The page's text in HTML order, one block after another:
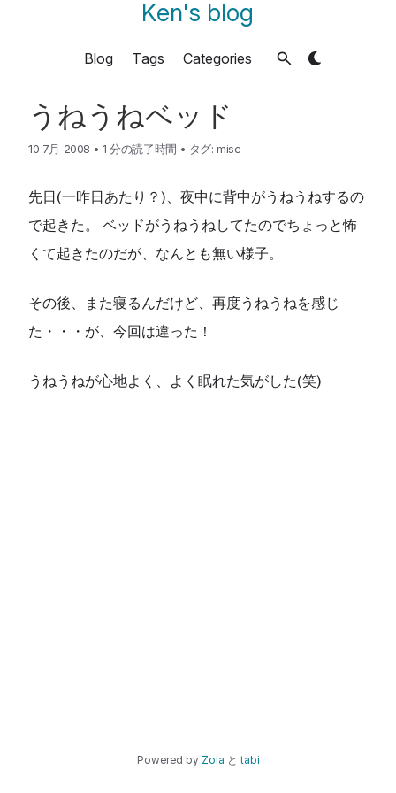
Ken's blog
Blog Tags Categories
うねうねベッド
10 7月 2008 • 1 分の読了時間 • タグ:misc
先日(一昨日あたり？)、夜中に背中がうねうねするの
で起きた。 ベッドがうねうねしてたのでちょっと怖
くて起きたのだが、なんとも無い様子。
その後、また寝るんだけど、再度うねうねを感じ
た・・・が、今回は違った！
うねうねが心地よく、よく眠れた気がした(笑)
Powered by Zola と tabi